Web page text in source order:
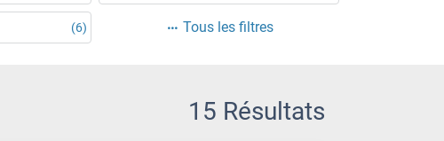
(6) Tous les filtres
15 Résultats